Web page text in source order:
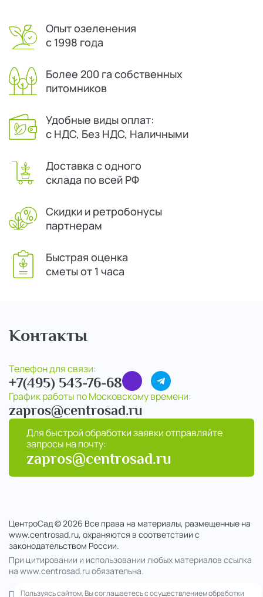
Опыт озеленения
с 1998 года
Более 200 га собственных
питомников
Удобные виды оплат:
с НДС, Без НДС, Наличными
Доставка с одного
склада по всей РФ
Скидки и ретробонусы
партнерам
Быстрая оценка
сметы от 1 часа
Контакты
Телефон для связи:
+7(495) 543-76-68
График работы по Московскому времени:
zapros@centrosad.ru
Для быстрой обработки заявки отправляйте
запросы на почту:
zapros@centrosad.ru
ЦентроСад © 2026 Все права на материалы, размещенные на
www.centrosad.ru, охраняются в соответствии с
законодательством России.
При цитировании и использовании любых материалов ссылка
на www.centrosad.ru обязательна.
Продолжая посещение сайта , вы соглашаетесь на обработку
Пользуясь сайтом, Вы соглашаетесь с осуществлением обработки